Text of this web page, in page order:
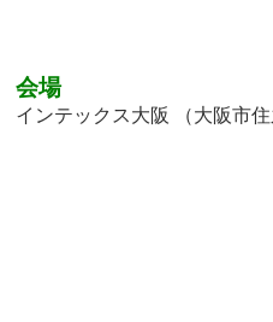
会場
インテックス大阪 （大阪市